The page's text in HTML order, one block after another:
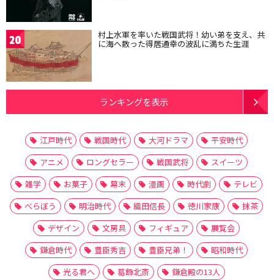
20 村上水軍を率いた戦国武将！幼い弟を支え、共
に海へ散った得居通幸の波乱に満ちた生涯
ランキングを表示
江戸時代 戦国時代 大河ドラマ
平安時代
アニメ
ロングセラー 戦国武将
スイーツ
雑学
お菓子 幕末 漫画 時代劇
テレビ
べらぼう
明治時代 織田信長 徳川家康
抹茶
デザイン
文房具 フィギュア
展覧会
鎌倉時代
豊臣秀吉 豊臣兄弟！
昭和時代
光る君へ
葛飾北斎 鎌倉殿の13人